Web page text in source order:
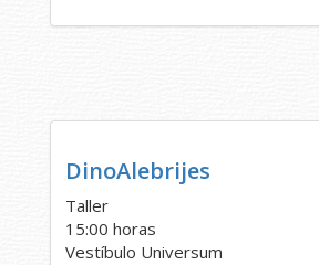
DinoAlebrijes
Taller
15:00 horas
Vestíbulo Universum